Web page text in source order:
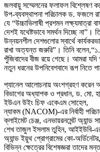
জলবায়ু সম্মেলনের ফলাফল বিশ্লেষণ
উপ-ব্যবস্থাপনা পরিচালক ড. ফজলে
যে “উচ্চাভিলাষী প্রশমন
দেশই যথেষ্টভাবে সমর্থন দিচ্ছে
উন্নয়নশীল দেশগুলোর স্বার্থে
রাখা অত্যন্ত জরুরি”। তিনি
পুঁজিবাদের বীজ রয়ে গেছে। আমরা যদি
নতুন ধরনের উপনিবেশবাদে রূপ নিতে
প্যানেল আলোচনায় অংশগ্রহণ করেন
বিভাগের অধ্যাপক ও প্রধান, ড. মো.
ইউএন উইং চিফ একেএম সোহেল,
ন্যাকম (NACOM)-এর নির্বাহী
ক্লাইমেট চেঞ্জ, এনভায়রনমেন্ট অ্যান্ড
শেখ তাজুল ইসলাম তুহিন, আইইউবি-
অ্যান্ড ইয়ুথ প্রোগ্রামের কো-
বিভিন্ন ক্ষেত্রের বিশেষজ্ঞরা তাদের